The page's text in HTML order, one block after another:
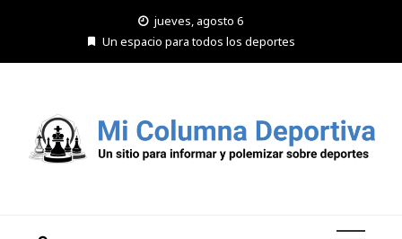
jueves, agosto 6
Un espacio para todos los deportes